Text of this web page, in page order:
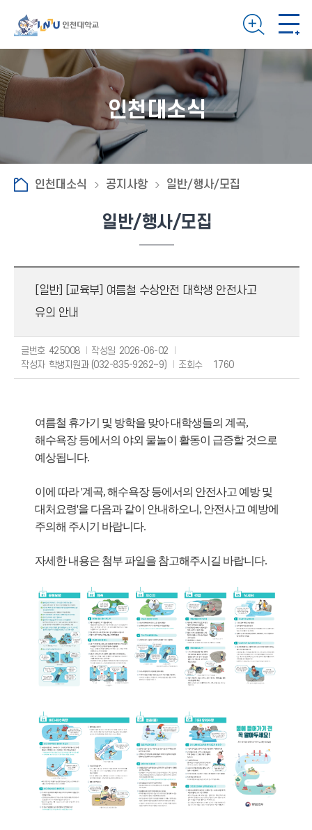
인천대소식
인천대소식 공지사항 일반/행사/모집
일반/행사/모집
[일반]
[교육부] 여름철 수상안전 대학생 안전사고
유의 안내
글번호 425008 작성일 2026-06-02
작성자 학생지원과 (032-835-9262~9) 조회수 1760
여름철 휴가기 및 방학을 맞아 대학생들의 계곡,
해수욕장 등에서의 야외 물놀이 활동이 급증할 것으로
예상됩니다.
이에 따라'계곡,해수욕장 등에서의 안전사고 예방 및
대처요령'을 다음과 같이 안내하오니 , 안전사고 예방에
주의해 주시기 바랍니다.
자세한 내용은 첨부 파일을 참고해주시길 바랍니다.